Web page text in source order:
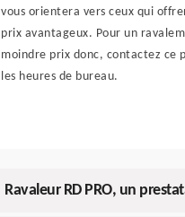
vous orientera vers ceux qui
prix avantageux. Pour un
moindre prix donc, contactez ce
les heures de bureau.
Ravaleur RD PRO, un